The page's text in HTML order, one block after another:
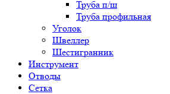
Труба п/ш
Труба профильная
Уголок
Швеллер
Шестигранник
Инструмент
Отводы
Сетка